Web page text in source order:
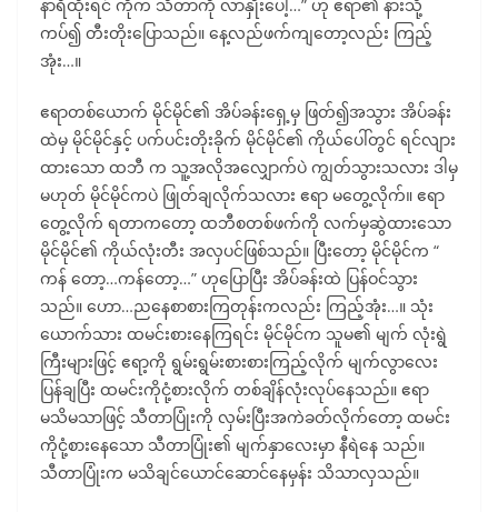
နာရီထိုးရင် ကိုက သီတာကို လာနှိုးပေါ့…” ဟု ဧရာ၏ နားသို့
ကပ်၍ တီးတိုးပြောသည်။ နေ့လည်ဖက်ကျတော့လည်း ကြည့်
အုံး…။
ဧရာတစ်ယောက် မိုင်မိုင်၏ အိပ်ခန်းရှေ့မှ ဖြတ်၍အသွား အိပ်ခန်း
ထဲမှ မိုင်မိုင်နှင့် ပက်ပင်းတိုးခိုက် မိုင်မိုင်၏ ကိုယ်ပေါ်တွင် ရင်လျား
ထားသော ထဘီ က သူ့အလိုအလျှောက်ပဲ ကျွတ်သွားသလား ဒါမှ
မဟုတ် မိုင်မိုင်ကပဲ ဖြုတ်ချလိုက်သလား ဧရာ မတွေ့လိုက်။ ဧရာ
တွေ့လိုက် ရတာကတော့ ထဘီစတစ်ဖက်ကို လက်မှဆွဲထားသော
မိုင်မိုင်၏ ကိုယ်လုံးတီး အလှပင်ဖြစ်သည်။ ပြီးတော့ မိုင်မိုင်က “
ကန် တော့…ကန်တော့…” ဟုပြောပြီး အိပ်ခန်းထဲ ပြန်ဝင်သွား
သည်။ ဟော…ညနေစာစားကြတုန်းကလည်း ကြည့်အုံး…။ သုံး
ယောက်သား ထမင်းစားနေကြရင်း မိုင်မိုင်က သူမ၏ မျက် လုံးရွဲ
ကြီးများဖြင့် ဧရာ့ကို ရွမ်းရွမ်းစားစားကြည့်လိုက် မျက်လွာလေး
ပြန်ချပြီး ထမင်းကိုငုံ့စားလိုက် တစ်ချိန်လုံးလုပ်နေသည်။ ဧရာ
မသိမသာဖြင့် သီတာပြုံးကို လှမ်းပြီးအကဲခတ်လိုက်တော့ ထမင်း
ကိုငုံ့စားနေသော သီတာပြုံး၏ မျက်နှာလေးမှာ နီရဲနေ သည်။
သီတာပြုံးက မသိချင်ယောင်ဆောင်နေမှန်း သိသာလှသည်။